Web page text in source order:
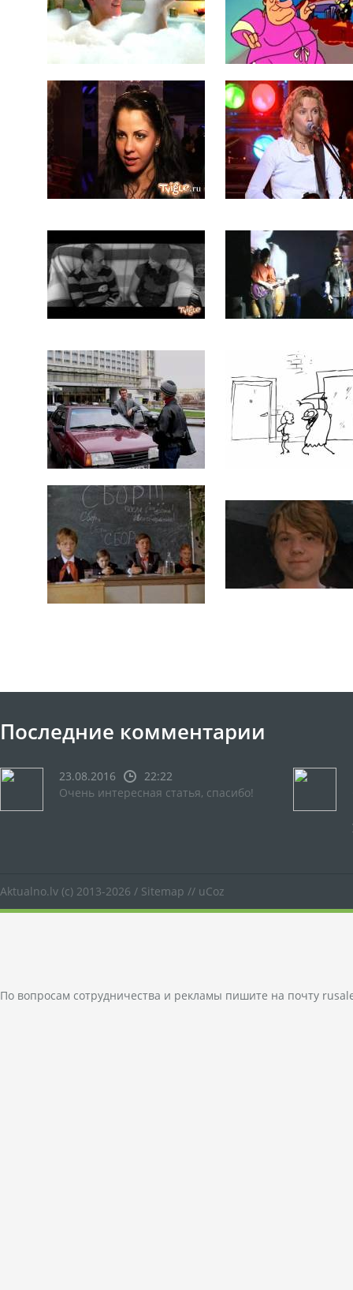
Последние комментарии
23.08.2016
22:22
Очень интересная статья, спасибо!
Aktualno.lv (c) 2013-2026 / Sitemap // uCoz
По вопросам сотрудничества и рекламы пишите на почту